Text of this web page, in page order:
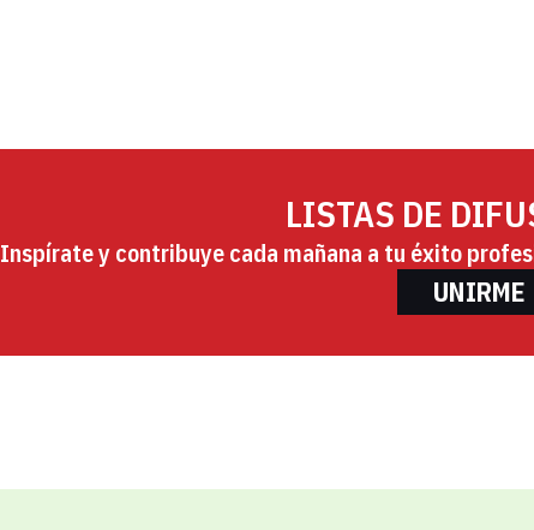
LISTAS DE
Inspírate y contribuye cada mañana a tu éxito
UNIRME